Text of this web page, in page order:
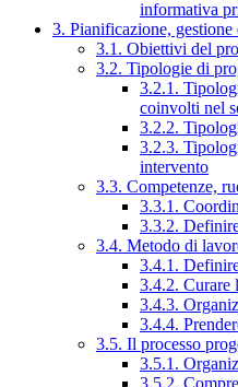
informativa
3. Pianificazione, gestione
3.1. Obiettivi del
3.2. Tipologie di
3.2.1.
coinvolti nel
3.2.2.
3.2.3.
intervento
3.3. Competenze,
3.3.1.
3.3.2.
3.4. Metodo di
3.4.1.
3.4.2. Curare
3.4.3.
3.4.4.
3.5. Il processo
3.5.1.
3.5.2.